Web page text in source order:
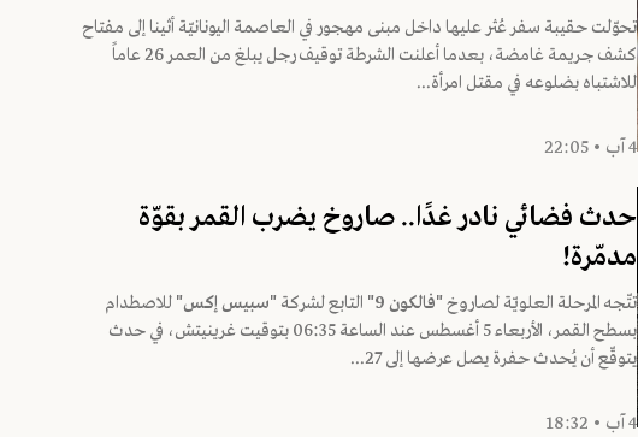
تحوّلت حقيبة سفر عُثر عليها داخل مبنى مهجور في العاصمة اليونانيّة أثينا إلى مفتاح
كشف جريمة غامضة، بعدما أعلنت الشرطة توقيف رجل يبلغ من العمر 26 عاماً
للاشتباه بضلوعه في مقتل امرأة...
4 آب • 22:05
حدث فضائي نادر غدًا.. صاروخ يضرب القمر بقوّة
مدمّرة!
تتّجه المرحلة العلويّة لصاروخ"فالكون 9" التابع لشركة"سبيس إكس" للاصطدام
بسطح القمر، الأربعاء 5 أغسطس عند الساعة 06:35 بتوقيت غرينيتش، في حدث
يتوقّع أن يُحدث حفرة يصل عرضها إلى 27...
4 آب • 18:32